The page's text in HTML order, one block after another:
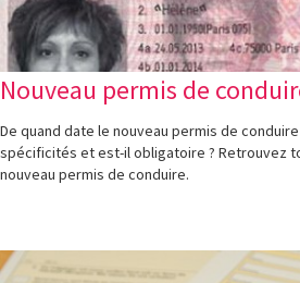
Nouveau permis de
De quand date le nouveau permis de
spécificités et est-il obligatoire ? Retrouvez
nouveau permis de conduire.